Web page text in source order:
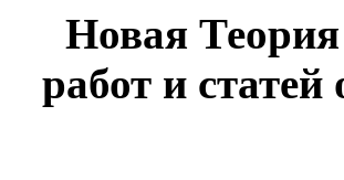
Новая
работ и